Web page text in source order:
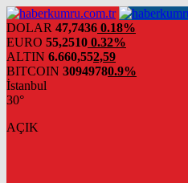
DOLAR 47,7436 0.18%
EURO 55,2510 0.32%
ALTIN 6.660,552,59
BITCOIN 30949780.9%
İstanbul
30°
AÇIK